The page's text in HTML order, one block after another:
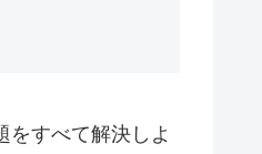
をすべて解決しよ